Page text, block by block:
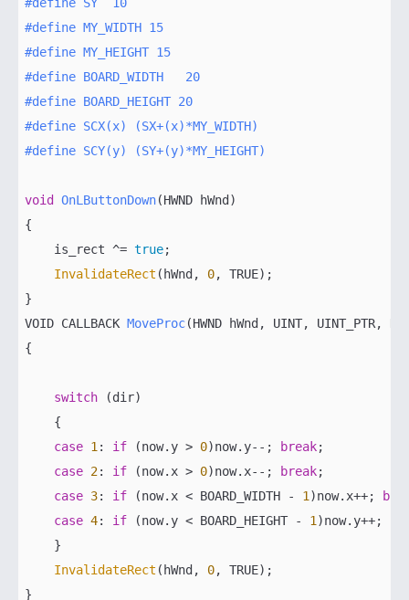
#define MY_WIDTH 15
#define MY_HEIGHT 15
#define BOARD_WIDTH   20
#define BOARD_HEIGHT 20
#define SCX(x) (SX+(x)*MY_WIDTH)
#define SCY(y) (SY+(y)*MY_HEIGHT)
void OnLButtonDown(HWND hWnd)
{
    is_rect ^=
true;
InvalidateRect (hWnd, 0, TRUE);
VOID CALLBACK MoveProc(HWND hWnd, UINT, UINT_PTR,
{
switch (dir)
    {
case 1 : if (now.y > 0)now.y--; break;
case 2: if (now.x > 0)now.x--; break;
case 3: if (now.x < BOARD_WIDTH - 1 )now.x++;
case 4: if (now.y < BOARD_HEIGHT - 1 )now.y++;
    }
InvalidateRect (hWnd, 0, TRUE);
}